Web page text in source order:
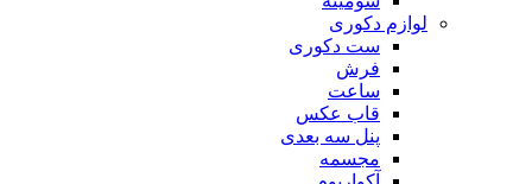
لوازم دکوری
ست دکوری
فرش
ساعت
قاب عکس
پنل سه بعدی
مجسمه